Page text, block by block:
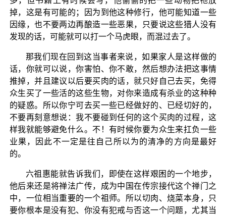
掉，这是有可能的；因为到他这种修行，他可能知道一些
因缘，也不要两边再酿造一些恶果，只要说这些猎人没有
发现的话，可能就可以打一个马虎眼，而混过去了。
那我们现在回到这当事者来说，如果家人是这样做的
话，你就可以说，你害怕、你不敢，然后想办法把这事情
推掉，并且建议以后要买肉的话，就只好自己去买，免得
众生买了一些活的这些生物，对你来造成有杀业的这种种
的疑惑。所以你宁可去买一些已经做好的、已经切好的，
不要再刻意想说：我不要碰到任何的这个买肉的过程，这
样我就能够避免什么。不！有时候你要为众生来扛负一些
业果，因此不一定是往自己所以为的清净的方向是最好
的。
六祖惠能就告诉我们，即使在这样艰困的一个地步，
他后来还是将禅法广传，成为中国在传宗接代这个禅门之
中，一位相当重要的一个祖师。所以切肉、烧菜本身，只
要你根本是没有犯、你没有犯戒与否这一个问题，尤其当